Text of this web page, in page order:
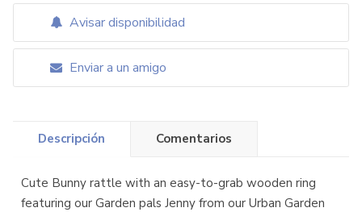
Avisar disponibilidad
Enviar a un amigo
Descripción Comentarios
Cute Bunny rattle with an easy-to-grab wooden ring
featuring our Garden pals Jenny from our Urban Garden